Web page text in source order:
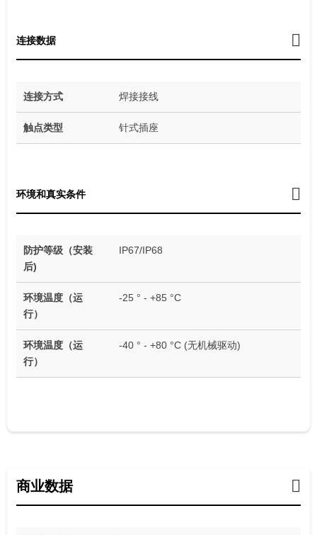
连接数据
连接方式 焊接接线
触点类型 针式插座
环境和真实条件
防护等级（安装
后)
IP67/IP68
环境温度（运
行）
-25 ° - +85 °C
环境温度（运
行）
-40 ° - +80 °C (无机械驱动)
商业数据